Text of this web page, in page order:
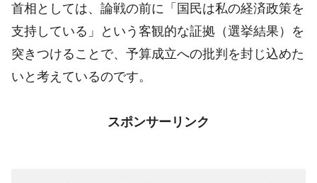
首相としては、論戦の前に「国民は私の経済政策を
支持している」という客観的な証拠（選挙結果）を
突きつけることで、予算成立への批判を封じ込めた
いと考えているのです。
スポンサーリンク